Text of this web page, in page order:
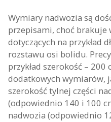
Wymiary nadwozia są
przepisami, choć brakuje
dotyczących na przykład
rozstawu osi bolidu.
przykład szerokość –
dodatkowych wymiarów,
szerokość tylnej części
(odpowiednio 140 i 100
nadwozia (odpowiednio